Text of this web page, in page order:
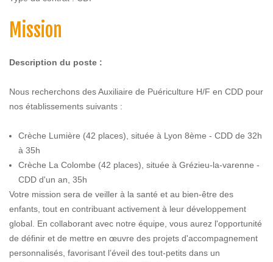
Mission
Description du poste :
Nous recherchons des Auxiliaire de Puériculture H/F en CDD pour
nos établissements suivants :
Crèche Lumière (42 places), située à Lyon 8ème - CDD de 32h
à 35h
Crèche La Colombe (42 places), située à Grézieu-la-varenne -
CDD d'un an, 35h
Votre mission sera de veiller à la santé et au bien-être des
enfants, tout en contribuant activement à leur développement
global. En collaborant avec notre équipe, vous aurez l'opportunité
de définir et de mettre en œuvre des projets d'accompagnement
personnalisés, favorisant l’éveil des tout-petits dans un